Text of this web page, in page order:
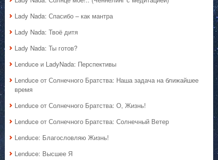
Lady Nada: Спасибо – как мантра
Lady Nada: Твоё дитя
Lady Nada: Ты готов?
Lenduce и LadyNada: Перспективы
Lenduce от Солнечного Братства: Наша задача на ближайшее
время
Lenduce от Солнечного Братства: О, Жизнь!
Lenduce от Солнечного Братства: Солнечный Ветер
Lenduce: Благословляю Жизнь!
Lenduce: Высшее Я